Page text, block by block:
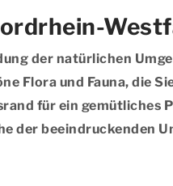
der natürlichen
Flora und Fauna, die
für ein gemütliches
der beeindruckenden